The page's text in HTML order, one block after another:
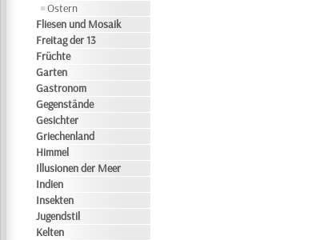
Ostern
Fliesen und Mosaik
Freitag der 13
Früchte
Garten
Gastronom
Gegenstände
Gesichter
Griechenland
Himmel
Illusionen der Meer
Indien
Insekten
Jugendstil
Kelten